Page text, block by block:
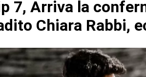
7, Arriva la
Chiara Rabbi,